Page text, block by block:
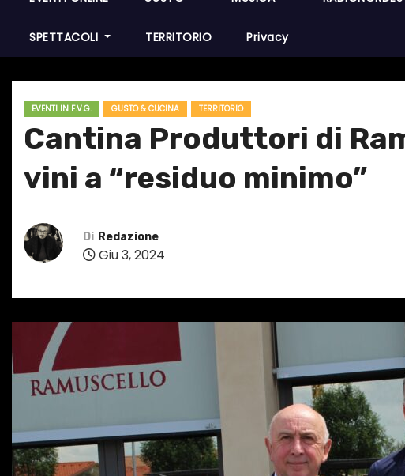
SPETTACOLI TERRITORIO Privacy
EVENTI IN F.V.G. GUSTO & CUCINA TERRITORIO
Cantina Produttori di
vini a “residuo minimo”
Di Redazione
Giu 3, 2024